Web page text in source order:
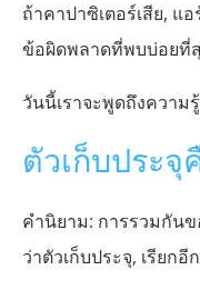
ถ้าคาปาซิเตอร์เสีย, แ
ข้อผิดพลาดที่พบบ่อยที่
วันนี้เราจะพูดถึงความ
ตัวเก็บประจุ
คำนิยาม: การรวมกัน
ว่าตัวเก็บประจุ, เรียกอี